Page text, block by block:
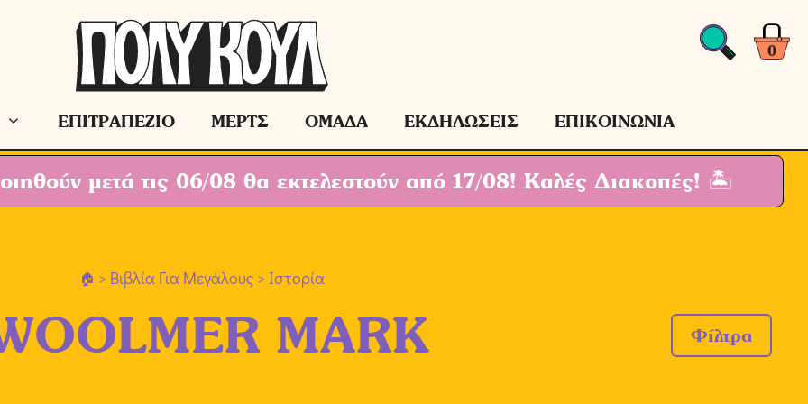
0
ΕΠΙΤΡΑΠΕΖΙΟ ΜΕΡΤΣ ΟΜΑΔΑ ΕΚΔΗΛΩΣΕΙΣ ΕΠΙΚΟΙΝΩΝΙΑ
μετά τις 06/08 θα εκτελεστούν από 17/08! Καλές Διακοπές! 🏝
> Βιβλία Για Μεγάλους > Ιστορία
MARK Φίλτρα